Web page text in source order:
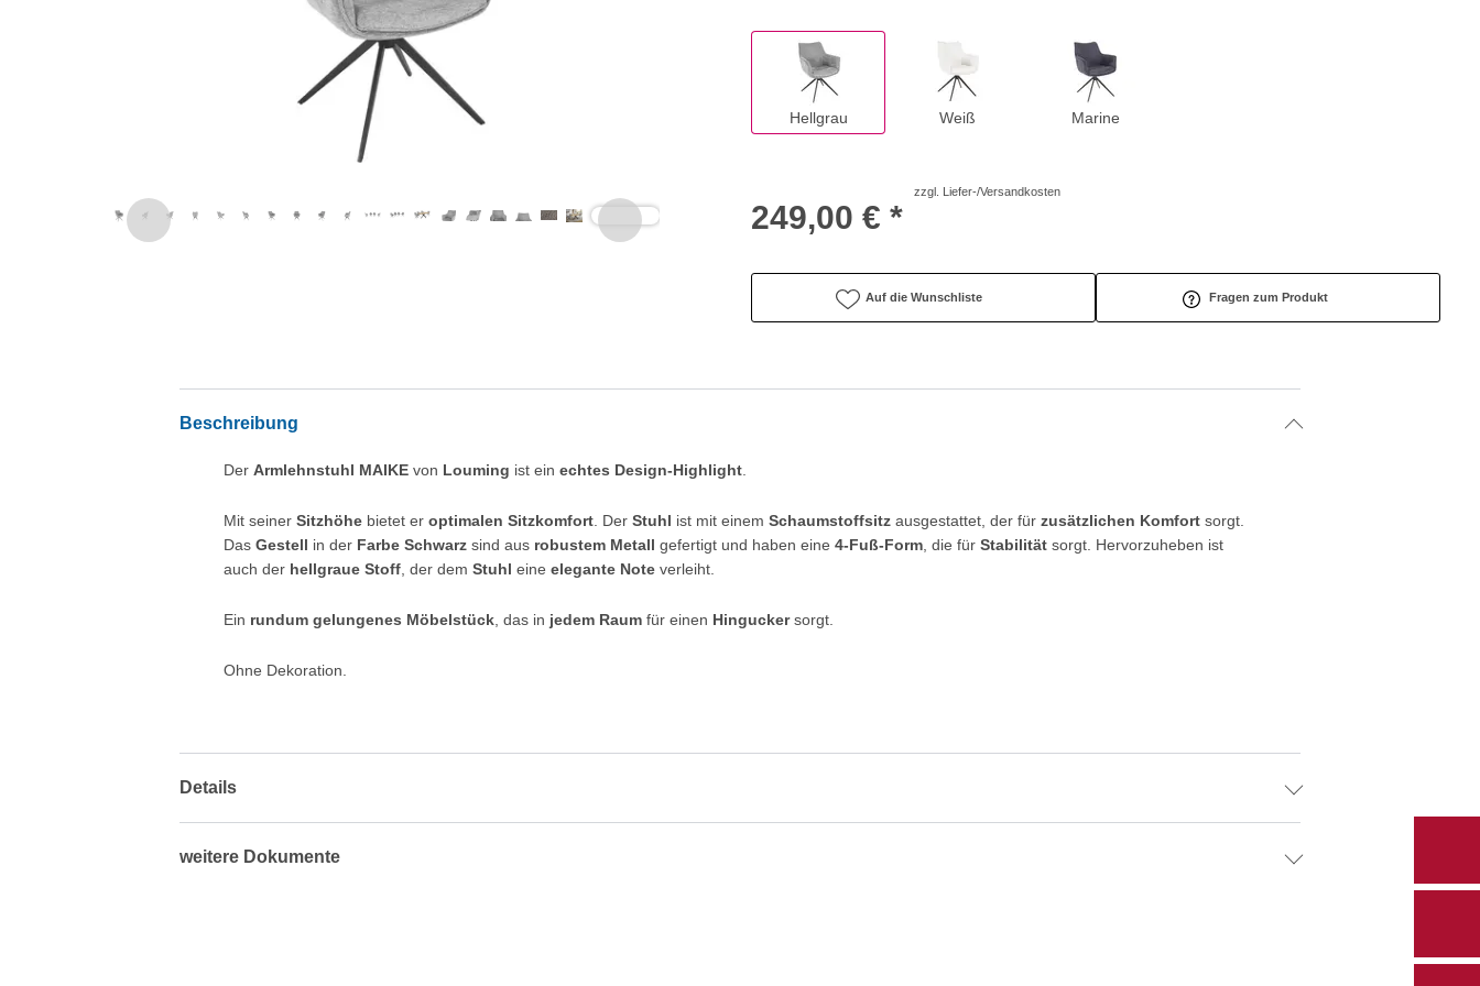
Hellgrau Weiß Marine
249,00 € *
zzgl. Liefer-/Versandkosten
Auf die Wunschliste Fragen zum Produkt
Beschreibung
DerArmlehnstuhl MAIKE von Louming ist einechtes Design-Highlight
Mit seinerSitzhöhe bietet eroptimalen Sitzkomfort . DerStuhl ist mit einemSchaumstoffsitzausgestattet, der fürzusätzlichen Komfort sorgt.
DasGestell in der Farbe Schwarz sind aus robustem Metallgefertigt und haben eine4-Fuß-Form , die fürStabilitätsorgt. Hervorzuheben ist
auch der hellgraue Stoff , der demStuhleineelegante Noteverleiht.
Ein rundum gelungenes Möbelstück , das in jedem Raum für einen Hinguckersorgt.
Ohne Dekoration.
Details
weitere Dokumente